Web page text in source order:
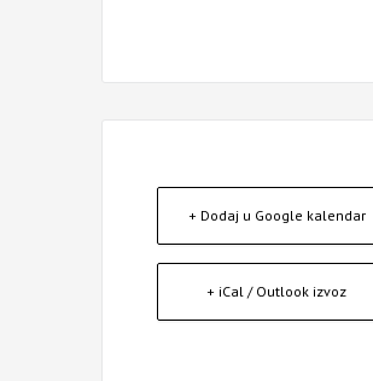
+ Dodaj u Google kalendar
+ iCal / Outlook izvoz